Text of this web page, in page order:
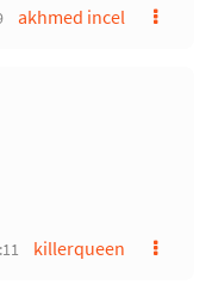
akhmed incel
killerqueen